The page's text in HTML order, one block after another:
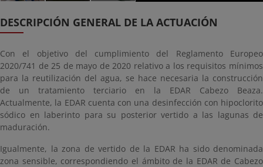
DESCRIPCIÓN GENERAL DE LA ACTUACIÓN
Con el objetivo del cumplimiento del Reglamento Europeo
2020/741 de 25 de mayo de 2020 relativo a los requisitos mínimos
para la reutilización del agua, se hace necesaria la construcción
de un tratamiento terciario en la EDAR Cabezo Beaza.
Actualmente, la EDAR cuenta con una desinfección con hipoclorito
sódico en laberinto para su posterior vertido a las lagunas de
maduración.
Igualmente, la zona de vertido de la EDAR ha sido denominada
zona sensible, correspondiendo el ámbito de la EDAR de Cabezo